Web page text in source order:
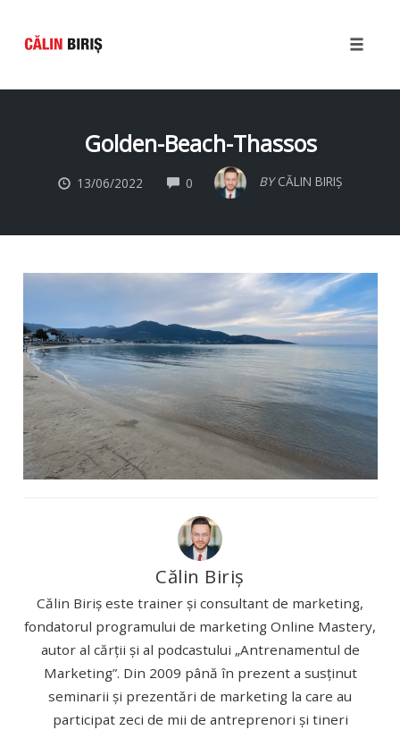
Golden-Beach-Thassos
13/06/2022 0 COMMENTS BY CĂLIN BIRIȘ
Călin Biriș
Călin Biriș este trainer și consultant de marketing,
fondatorul programului de marketing Online Mastery,
autor al cărții și al podcastului „Antrenamentul de
Marketing”. Din 2009 până în prezent a susținut
seminarii și prezentări de marketing la care au
participat zeci de mii de antreprenori și tineri